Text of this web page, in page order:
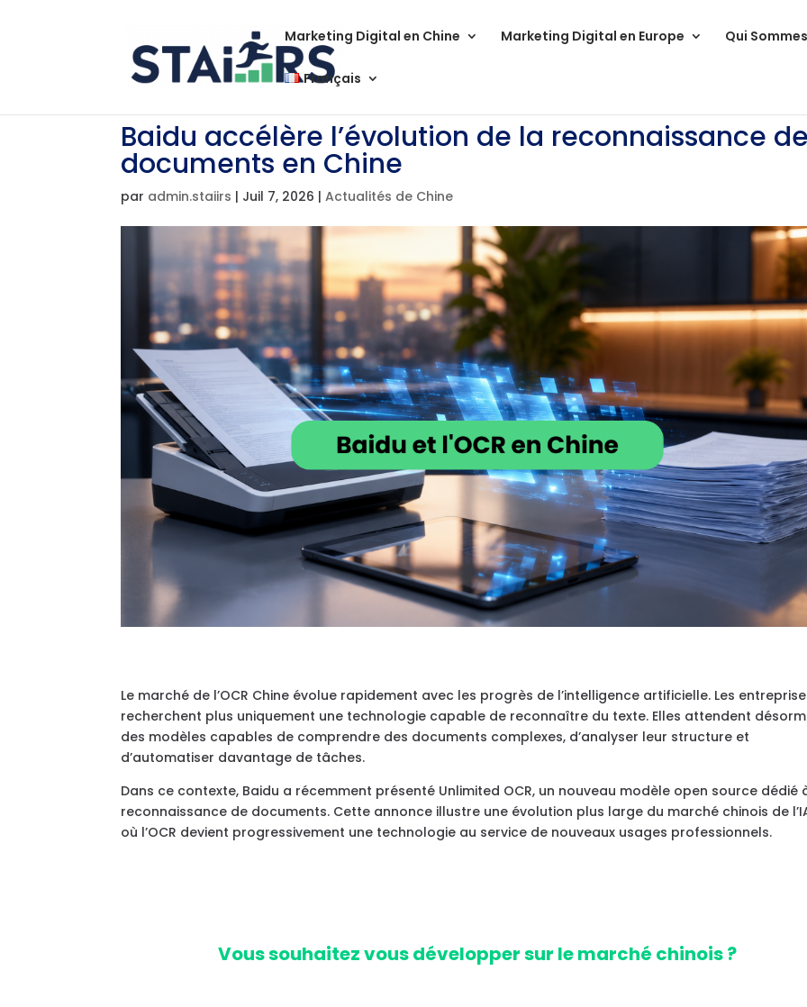
Marketing Digital en Chine Marketing Digital en Europe Qui
Français
Baidu accélère l’évolution de la reconnaissance
documents en Chine
par admin.staiirs | Juil 7, 2026 |Actualités de Chine
Le marché de l’OCR Chine évolue rapidement avec les progrès de l’intelligence artificielle. Les
recherchent plus uniquement une technologie capable de reconnaître du texte. Elles attendent
des modèles capables de comprendre des documents complexes, d’analyser leur structure et
d’automatiser davantage de tâches.
Dans ce contexte, Baidu a récemment présenté Unlimited OCR, un nouveau modèle open source dédié
reconnaissance de documents. Cette annonce illustre une évolution plus large du marché chinois de
où l’OCR devient progressivement une technologie au service de nouveaux usages professionnels.
Vous souhaitez vous développer sur le marché chinois ?